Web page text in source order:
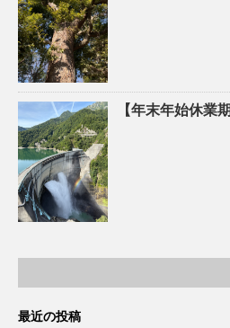
【年末年始休業
最近の投稿